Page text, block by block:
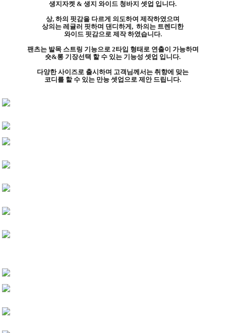
생지자켓 & 생지 와이드 청바지 셋업 입니다.
상, 하의 핏감을 다르게 의도하여 제작하였으며
상의는 레귤러 핏하며 댄디하게, 하의는 트렌디한
와이드 핏감으로 제작 하였습니다.
팬츠는 발목 스트링 기능으로 2타입 형태로 연출이 가능하며
숏&롱 기장선택 할 수 있는 기능성 셋업 입니다.
다양한 사이즈로 출시하며 고객님께서는 취향에 맞는
코디를 할 수 있는 만능 셋업으로 제안 드립니다.